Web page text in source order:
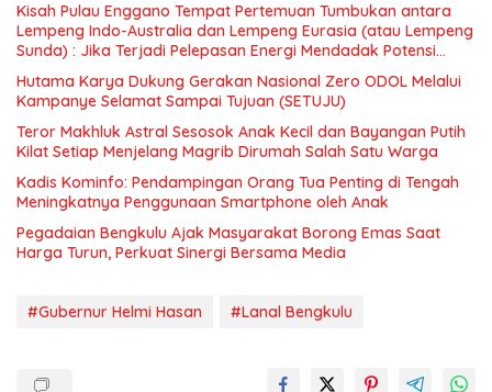
Kisah Pulau Enggano Tempat Pertemuan Tumbukan antara
Lempeng Indo-Australia dan Lempeng Eurasia (atau Lempeng
Sunda) : Jika Terjadi Pelepasan Energi Mendadak Potensi
Gempa 8.4 SR dan Picu Tsunami 15 Meter
Hutama Karya Dukung Gerakan Nasional Zero ODOL Melalui
Kampanye Selamat Sampai Tujuan (SETUJU)
Teror Makhluk Astral Sesosok Anak Kecil dan Bayangan Putih
Kilat Setiap Menjelang Magrib Dirumah Salah Satu Warga
Kadis Kominfo: Pendampingan Orang Tua Penting di Tengah
Meningkatnya Penggunaan Smartphone oleh Anak
Pegadaian Bengkulu Ajak Masyarakat Borong Emas Saat
Harga Turun, Perkuat Sinergi Bersama Media
#Gubernur Helmi Hasan #Lanal Bengkulu